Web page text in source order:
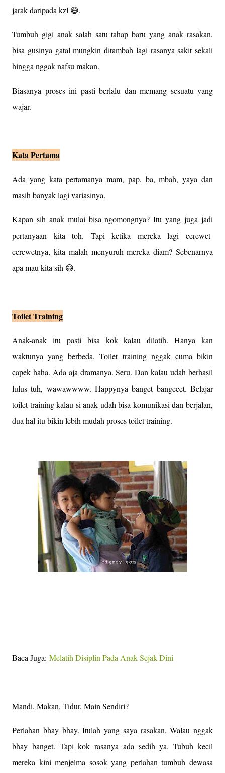
jarak daripada kzl 😄.
Tumbuh gigi anak salah satu tahap baru yang anak rasakan,
bisa gusinya gatal mungkin ditambah lagi rasanya sakit sekali
hingga nggak nafsu makan.
Biasanya proses ini pasti berlalu dan memang sesuatu yang
wajar.
Kata Pertama
Ada yang kata pertamanya mam, pap, ba, mbah, yaya dan
masih banyak lagi variasinya.
Kapan sih anak mulai bisa ngomongnya? Itu yang juga jadi
pertanyaan kita toh. Tapi ketika mereka lagi cerewet-
cerewetnya, kita malah menyuruh mereka diam? Sebenarnya
apa mau kita sih 😅.
Toilet Training
Anak-anak itu pasti bisa kok kalau dilatih. Hanya kan
waktunya yang berbeda. Toilet training nggak cuma bikin
capek haha. Ada aja dramanya. Seru. Dan kalau udah berhasil
lulus tuh, wawawwww. Happynya banget bangeeet. Belajar
toilet training kalau si anak udah bisa komunikasi dan berjalan,
dua hal itu bikin lebih mudah proses toilet training.
Baca Juga: Melatih Disiplin Pada Anak Sejak Dini
Mandi, Makan, Tidur, Main Sendiri?
Perlahan bhay bhay. Itulah yang saya rasakan. Walau nggak
bhay banget. Tapi kok rasanya ada sedih ya. Tubuh kecil
mereka kini menjelma sosok yang perlahan tumbuh dewasa